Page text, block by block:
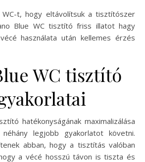
t, hogy eltávolítsuk a tisztítószer
Blue WC tisztító friss illatot hagy
használata után kellemes érzés
WC tisztító
hatékonyságának maximalizálása
legjobb gyakorlatot követni.
abban, hogy a tisztítás valóban
a vécé hosszú távon is tiszta és